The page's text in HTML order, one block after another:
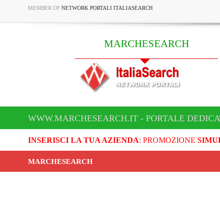
MEMBER OF NETWORK PORTALI ITALIASEARCH
MARCHESEARCH
WWW.MARCHESEARCH.IT - PORTALE
INSERISCI LA TUA AZIENDA: PROMOZIONE
MARCHESEARCH